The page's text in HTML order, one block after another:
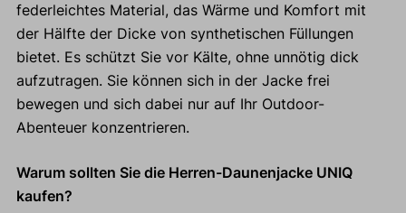
federleichtes Material, das Wärme und Komfort mit
der Hälfte der Dicke von synthetischen Füllungen
bietet. Es schützt Sie vor Kälte, ohne unnötig dick
aufzutragen. Sie können sich in der Jacke frei
bewegen und sich dabei nur auf Ihr Outdoor-
Abenteuer konzentrieren.
Warum sollten Sie die Herren-Daunenjacke UNIQ
kaufen?